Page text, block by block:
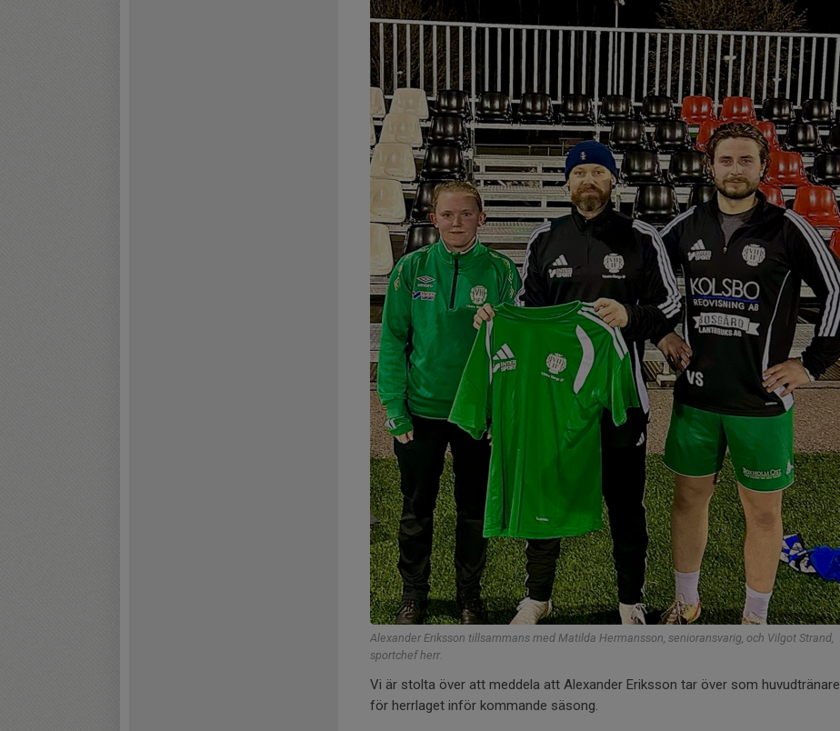
Alexander Eriksson tillsammans med Matilda Hermansson, senioransvarig, och Vilgot Strand,
sportchef herr.
Vi är stolta över att meddela att Alexander Eriksson tar över som huvudtränare
för herrlaget inför kommande säsong.